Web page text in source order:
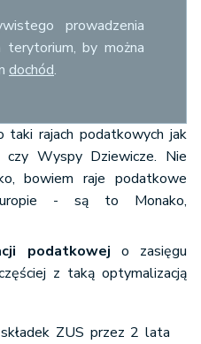
prowadzenia
terytorium, by można
dochód.
taki rajach podatkowych jak
czy Wyspy Dziewicze. Nie
bowiem raje podatkowe
- są to Monako,
podatkowej o zasięgu
z taką optymalizacją
składek ZUS przez 2 lata